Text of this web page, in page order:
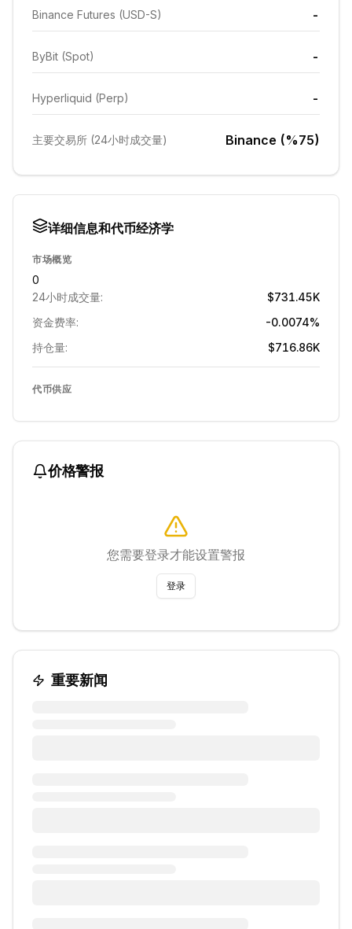
Binance Futures (USD-S) -
ByBit (Spot) -
Hyperliquid (Perp) -
主要交易所 (24小时成交量) Binance (%75)
详细信息和代币经济学
市场概览
0
24小时成交量:
$731.45K
资金费率:
-0.0074%
持仓量:
$716.86K
代币供应
价格警报
您需要登录才能设置警报
登录
重要新闻